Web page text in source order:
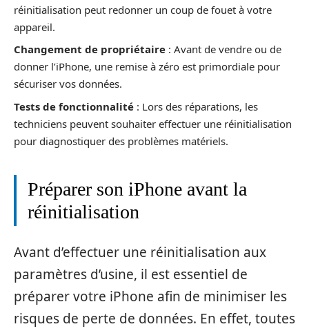
réinitialisation peut redonner un coup de fouet à votre
appareil.
Changement de propriétaire : Avant de vendre ou de
donner l’iPhone, une remise à zéro est primordiale pour
sécuriser vos données.
Tests de fonctionnalité : Lors des réparations, les
techniciens peuvent souhaiter effectuer une réinitialisation
pour diagnostiquer des problèmes matériels.
Préparer son iPhone avant la
réinitialisation
Avant d’effectuer une réinitialisation aux
paramètres d’usine, il est essentiel de
préparer votre iPhone afin de minimiser les
risques de perte de données. En effet, toutes